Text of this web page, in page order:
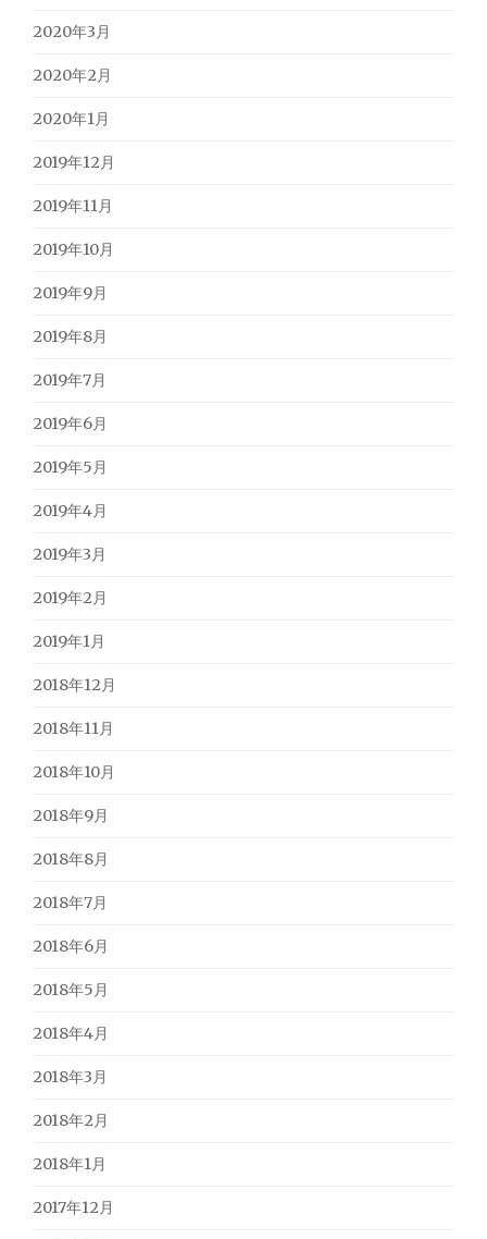
2020年3月
2020年2月
2020年1月
2019年12月
2019年11月
2019年10月
2019年9月
2019年8月
2019年7月
2019年6月
2019年5月
2019年4月
2019年3月
2019年2月
2019年1月
2018年12月
2018年11月
2018年10月
2018年9月
2018年8月
2018年7月
2018年6月
2018年5月
2018年4月
2018年3月
2018年2月
2018年1月
2017年12月